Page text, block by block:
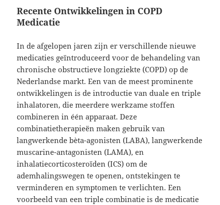
Recente Ontwikkelingen in COPD
Medicatie
In de afgelopen jaren zijn er verschillende nieuwe
medicaties geïntroduceerd voor de behandeling van
chronische obstructieve longziekte (COPD) op de
Nederlandse markt. Een van de meest prominente
ontwikkelingen is de introductie van duale en triple
inhalatoren, die meerdere werkzame stoffen
combineren in één apparaat. Deze
combinatietherapieën maken gebruik van
langwerkende bèta-agonisten (LABA), langwerkende
muscarine-antagonisten (LAMA), en
inhalatiecorticosteroïden (ICS) om de
ademhalingswegen te openen, ontstekingen te
verminderen en symptomen te verlichten. Een
voorbeeld van een triple combinatie is de medicatie